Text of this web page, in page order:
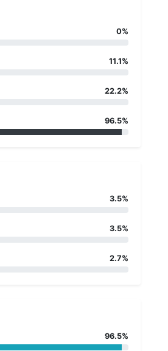
0%
11.1%
22.2%
96.5%
3.5%
3.5%
2.7%
96.5%